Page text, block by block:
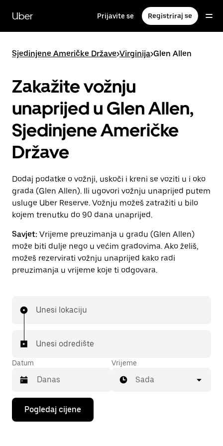
glavni
sadržaj
Uber Prijavite se Registriraj se
Sjedinjene Američke Države>Virginija>Glen Allen
Zakažite vožnju
unaprijed u Glen Allen,
Sjedinjene Američke
Države
Dodaj podatke o vožnji, uskoči i kreni se voziti u i oko
grada (Glen Allen). Ili ugovori vožnju unaprijed putem
usluge Uber Reserve. Vožnju možeš zatražiti u bilo
kojem trenutku do 90 dana unaprijed.
Savjet: Vrijeme preuzimanja u gradu (Glen Allen)
može biti dulje nego u većim gradovima. Ako želiš,
možeš rezervirati vožnju unaprijed kako radi
preuzimanja u vrijeme koje ti odgovara.
Unesi lokaciju
Unesi odredište
Datum
Pritisni
tipku
sa
Vrijeme
Sada
Pogledaj cijene